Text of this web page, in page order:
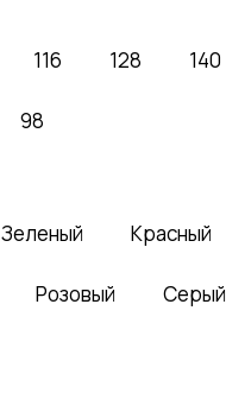
116 128 140
98
Зеленый Красный
Розовый Серый